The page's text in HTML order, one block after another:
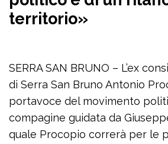
territorio»
SERRA SAN BRUNO – L’ex
di Serra San Bruno Antonio
portavoce del movimento
compagine guidata da
quale Procopio correrà per le